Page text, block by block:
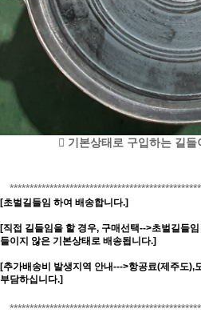
󰀺 기본상태로 구입하는 길
[초벌길들임 하여 배송합니다.]
[직접 길들임을 할 경우, 구매선택-->초벌길들
들이지 않은 기본상태로 배송됩니다.]
[추가배송비 발생지역 안내--->항공료(제주도),
부담하십니다.]